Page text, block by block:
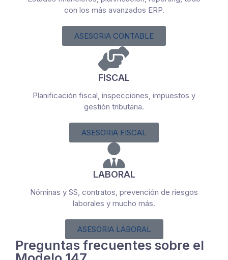
con los más avanzados ERP.
ASESORIA CONTABLE
FISCAL
Planificación fiscal, inspecciones, impuestos y
gestión tributaria.
ASESORIA FISCAL
LABORAL
Nóminas y SS, contratos, prevención de riesgos
laborales y mucho más.
ASESORIA LABORAL
Preguntas frecuentes sobre el